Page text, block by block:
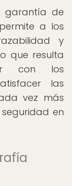
garantía de
a los
y
que resulta
con los
las
vez más
en